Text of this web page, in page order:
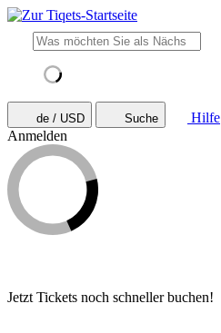
de / USD Suche
Hilfe
Anmelden
Jetzt Tickets noch schneller buchen!